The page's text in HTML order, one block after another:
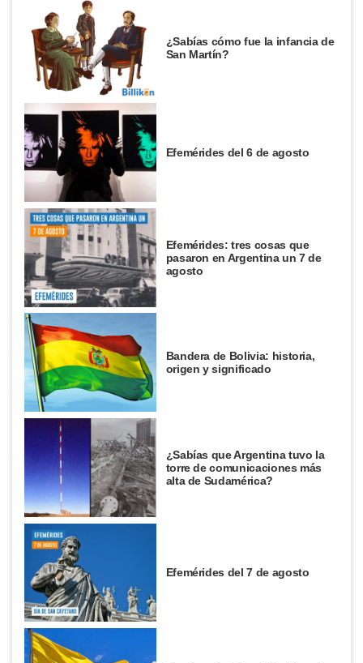
¿Sabías cómo fue la infancia de
San Martín?
Efemérides del 6 de agosto
Efemérides: tres cosas que
pasaron en Argentina un 7 de
agosto
Bandera de Bolivia: historia,
origen y significado
¿Sabías que Argentina tuvo la
torre de comunicaciones más
alta de Sudamérica?
Efemérides del 7 de agosto